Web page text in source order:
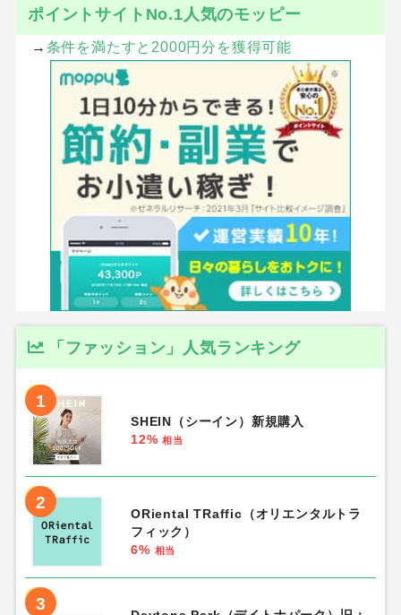
ポイントサイトNo.1人気のモッピー
→ 条件を満たすと2000円分を獲得可能
「ファッション」人気ランキング
1
SHEIN（シーイン）新規購入
12% 相当
2
ORiental TRaffic（オリエンタルトラ
フィック）
6% 相当
3